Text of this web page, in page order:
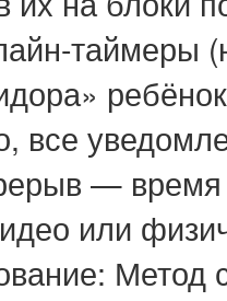
таймеры
все
—
или
Метод